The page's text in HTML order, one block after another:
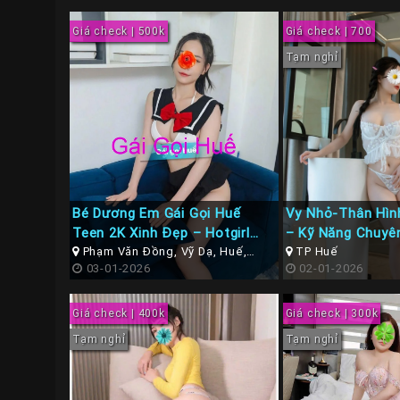
Giá check | 500k
Bé Dương Em Gái Gọi Huế
Teen 2K Xinh Đẹp – Hotgirl
Dáng Ngon, Chơi Phê Máy
Phạm Văn Đồng, Vỹ Dạ, Huế,
Thừa Thiên Huế
03-01-2026
Giá check | 700
Tạm nghỉ
Vy Nhỏ-Thân
– Kỹ Năng
TP Huế
02-01-2026
Giá check | 400k
Tạm nghỉ
Giá check | 300k
Tạm nghỉ